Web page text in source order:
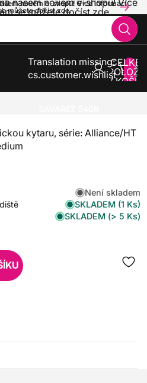
novém e-shopu! Více informací
můžete dočíst zde.
našem novém e-shopu! Více
se můžete dočíst zde.
Translation missing:
cs.customer.wishlist
V
0
kytaru, série: Alliance/HT
Není skladem
SKLADEM (1 Ks)
SKLADEM (> 5 Ks)